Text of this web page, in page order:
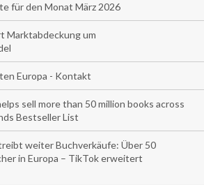
für den Monat März 2026
Marktabdeckung um
Europa - Kontakt
sell more than 50 million books across
Bestseller List
weiter Buchverkäufe: Über 50
in Europa – TikTok erweitert